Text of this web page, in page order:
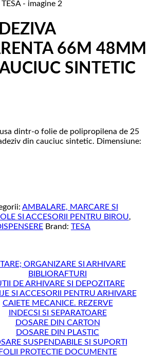
66M 48MM
SINTETIC
dintr-o folie de polipropilena de 25
din cauciuc sintetic. Dimensiune:
AMBALARE, MARCARE SI
SI ACCESORII PENTRU BIROU,
Brand: TESA
ORGANIZARE SI ARHIVARE
BIBLIORAFTURI
DE ARHIVARE SI DEPOZITARE
SI ACCESORII PENTRU ARHIVARE
CAIETE MECANICE. REZERVE
INDECSI SI SEPARATOARE
DOSARE DIN CARTON
DOSARE DIN PLASTIC
SUSPENDABILE SI SUPORTI
FOLII PROTECTIE DOCUMENTE